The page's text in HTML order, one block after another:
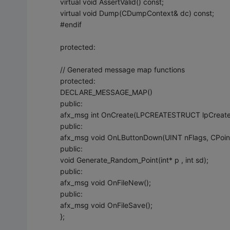
virtual void AssertValid() const;
virtual void Dump(CDumpContext& dc) const;
#endif
protected:
// Generated message map functions
protected:
DECLARE_MESSAGE_MAP()
public:
afx_msg int OnCreate(LPCREATESTRUCT
public:
afx_msg void OnLButtonDown(UINT nFlags,
public:
void Generate_Random_Point(int* p , int sd);
public:
afx_msg void OnFileNew();
public:
afx_msg void OnFileSave();
};